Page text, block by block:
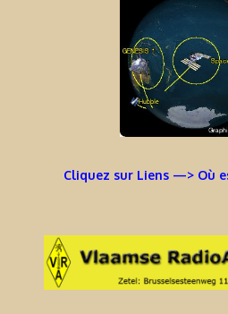
Cliquez sur Liens —> Où